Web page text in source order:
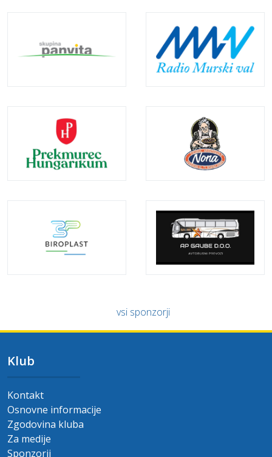
vsi sponzorji
Klub
Kontakt
Osnovne informacije
Zgodovina kluba
Za medije
Sponzorji